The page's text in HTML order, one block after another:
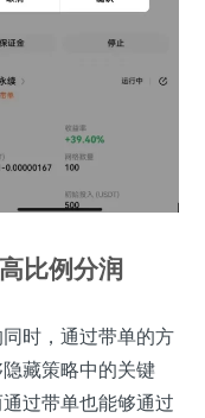
比例分润
时，通过带单的方
藏策略中的关键
过带单也能够通过